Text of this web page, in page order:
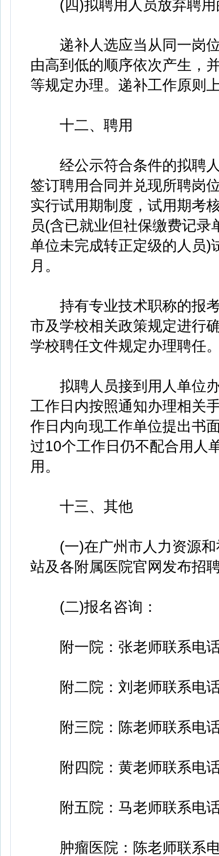
(四)拟聘用人员放弃聘用
递补人选应当从同一岗位
由高到低的顺序依次产生，
等规定办理。递补工作原则
十二、聘用
经公示符合条件的拟聘人
签订聘用合同并兑现所聘岗
实行试用期制度，试用期考
员(含已就业但社保缴费记
单位未完成转正定级的人员)
月。
持有专业技术职称的报考
市及学校相关政策规定进行
学校聘任文件规定办理聘任
拟聘人员接到用人单位办
工作日内按照通知办理相关
作日内向现工作单位提出书
过10个工作日仍不配合用人
用。
十三、其他
(一)在广州市人力资源和
站及各附属医院官网发布招
(二)报名咨询：
附一院：张老师联系电
附二院：刘老师联系电
附三院：陈老师联系电
附四院：黄老师联系电
附五院：马老师联系电
肿瘤医院：陈老师联系电